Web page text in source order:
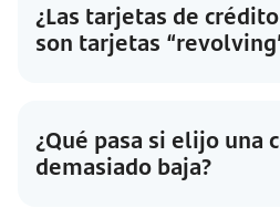
¿Las tarjetas de
son tarjetas
¿Qué pasa si elijo una
demasiado baja?